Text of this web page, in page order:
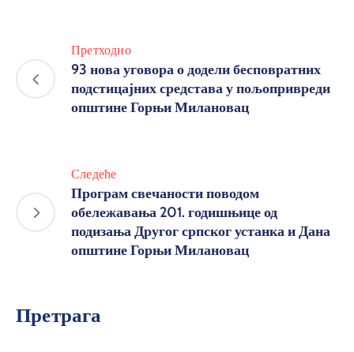
Претходно
93 нова уговора о додели бесповратних
подстицајних средстава у пољопривреди
општине Горњи Милановац
Следеће
Програм свечаности поводом
обележавања 201. годишњице од
подизања Другог српског устанка и Дана
општине Горњи Милановац
Претрага